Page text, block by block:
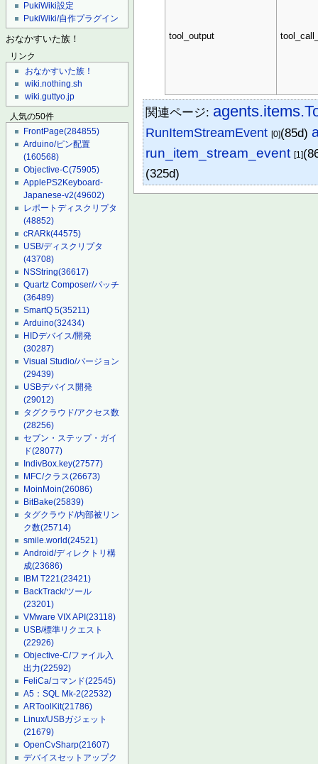
PukiWiki設定
PukiWiki/自作プラグイン
おなかすいた族！
リンク
おなかすいた族！
wiki.nothing.sh
wiki.guttyo.jp
人気の50件
FrontPage(284855)
Arduino/ピン配置
(160568)
Objective-C(75905)
ApplePS2Keyboard-
Japanese-v2(49602)
レポートディスクリプタ
(48852)
cRARk(44575)
USB/ディスクリプタ
(43708)
NSString(36617)
Quartz Composer/パッチ
(36489)
SmartQ 5(35211)
Arduino(32434)
HIDデバイス/開発
(30287)
Visual Studio/バージョン
(29439)
USBデバイス開発
(29012)
タグクラウド/アクセス数
(28256)
セブン・ステップ・ガイ
ド(28077)
IndivBox.key(27577)
MFC/クラス(26673)
MoinMoin(26086)
BitBake(25839)
タグクラウド/内部被リン
ク数(25714)
smile.world(24521)
Android/ディレクトリ構
成(23686)
IBM T221(23421)
BackTrack/ツール
(23201)
VMware VIX API(23118)
USB/標準リクエスト
(22926)
Objective-C/ファイル入
出力(22592)
FeliCa/コマンド(22545)
A5：SQL Mk-2(22532)
ARToolKit(21786)
Linux/USBガジェット
(21679)
OpenCvSharp(21607)
デバイスセットアップク
tool_output
関連ページ:
RunItemStreamEvent [0](85d)
run_item_stream_event [1]
(325d)